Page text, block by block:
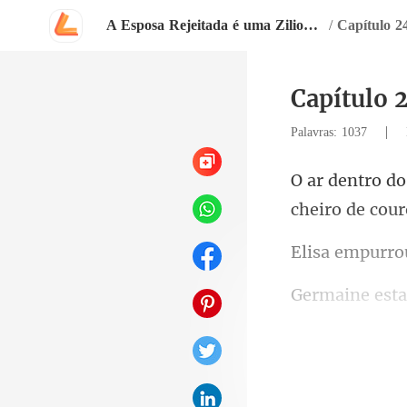
A Esposa Rejeitada é uma Zilionária / Capítulo
Capítulo
Palavras: 1037 |
cheiro de